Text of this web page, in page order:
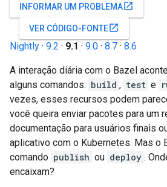
INFORMAR UM PROBLEMAopen_in_new
VER CÓDIGO-FONTEopen_in_new
Nightly · 9.2 · 9.1 · 9.0 · 8.7 · 8.6
A interação diária com o Bazel
alguns comandos: build , test e
vezes, esses recursos podem
você queira enviar pacotes para um
documentação para usuários finais
aplicativo com o Kubernetes. Mas o
comando publish ou deploy .
encaixam?